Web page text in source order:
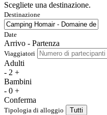
Scegliete una destinazione.
Destinazione
Date
Arrivo - Partenza
Viaggiatori
Adulti
- 2 +
Bambini
- 0 +
Conferma
Tipologia di alloggio Tutti